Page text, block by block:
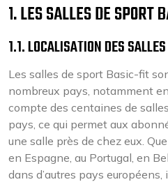
1. LES SALLES DE SPORT
1.1. LOCALISATION DES
Les salles de sport Basic-fit
nombreux pays, notamment
compte des centaines de
pays, ce qui permet aux
une salle près de chez eux.
en Espagne, au Portugal, en
dans d’autres pays